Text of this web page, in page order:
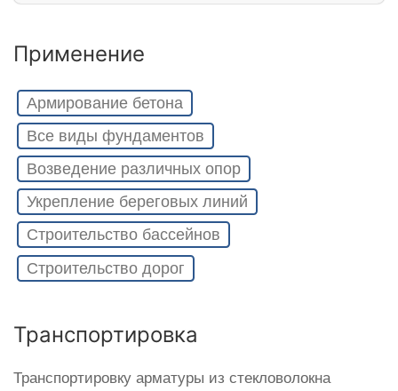
Применение
Армирование бетона
Все виды фундаментов
Возведение различных опор
Укрепление береговых линий
Строительство бассейнов
Строительство дорог
Транспортировка
Транспортировку арматуры из стекловолокна